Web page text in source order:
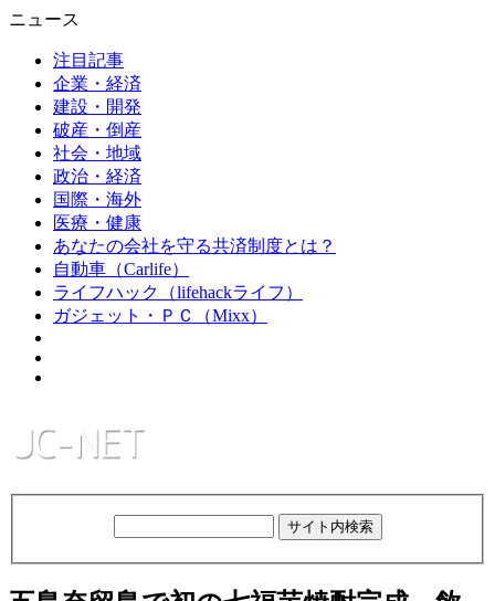
ニュース
注目記事
企業・経済
建設・開発
破産・倒産
社会・地域
政治・経済
国際・海外
医療・健康
あなたの会社を守る共済制度とは？
自動車（Carlife）
ライフハック（lifehackライフ）
ガジェット・ＰＣ（Mixx）